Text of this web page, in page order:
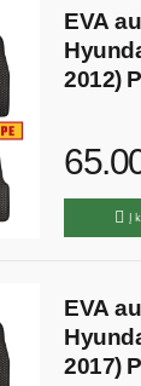
EVA
2012)
Į
EVA
2017)